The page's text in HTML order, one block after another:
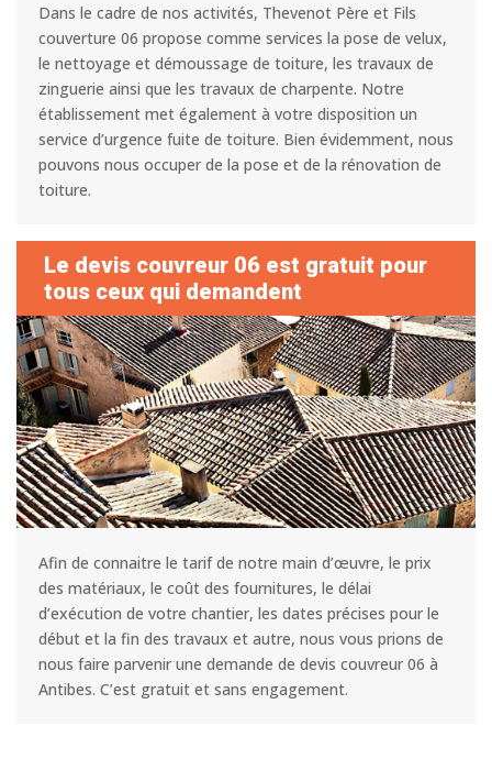
Dans le cadre de nos activités, Thevenot Père et Fils
couverture 06 propose comme services la pose de velux,
le nettoyage et démoussage de toiture, les travaux de
zinguerie ainsi que les travaux de charpente. Notre
établissement met également à votre disposition un
service d’urgence fuite de toiture. Bien évidemment, nous
pouvons nous occuper de la pose et de la rénovation de
toiture.
Le devis couvreur 06 est gratuit pour
tous ceux qui demandent
Afin de connaitre le tarif de notre main d’œuvre, le prix
des matériaux, le coût des fournitures, le délai
d’exécution de votre chantier, les dates précises pour le
début et la fin des travaux et autre, nous vous prions de
nous faire parvenir une demande de devis couvreur 06 à
Antibes. C’est gratuit et sans engagement.